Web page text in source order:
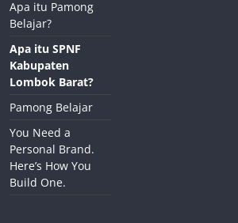
Apa itu Pamong
Belajar?
Apa itu SPNF
Kabupaten
Lombok Barat?
Pamong Belajar
You Need a
Personal Brand.
Here’s How You
Build One.